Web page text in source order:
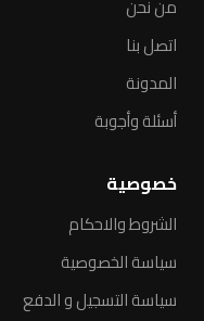
من نحن
اتصل بنا
المدونة
أسئلة وأجوبة
خصوصية
الشروط والاحكام
سياسة الخصوصية
سياسة التسجيل و الدفع